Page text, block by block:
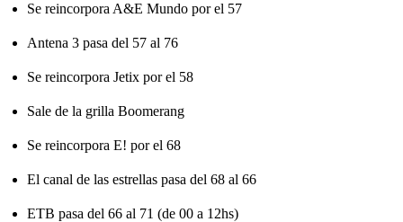
Se reincorpora A&E Mundo por el 57
Antena 3 pasa del 57 al 76
Se reincorpora Jetix por el 58
Sale de la grilla Boomerang
Se reincorpora E! por el 68
El canal de las estrellas pasa del 68 al 66
ETB pasa del 66 al 71 (de 00 a 12hs)